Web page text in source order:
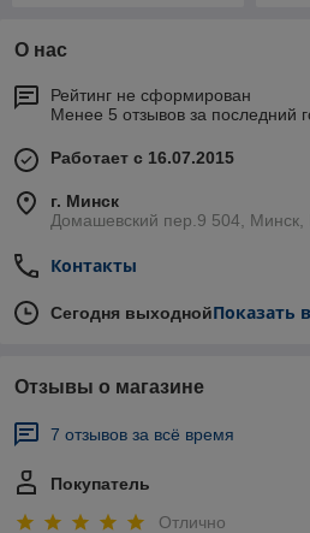
О нас
Рейтинг не сформирован
Менее 5 отзывов за последний
Работает с 16.07.2015
г. Минск
Домашевский пер.9 504, Минск,
Контакты
Сегодня выходнойПоказать
Отзывы о магазине
7 отзывов за всё время
Покупатель
Отлично